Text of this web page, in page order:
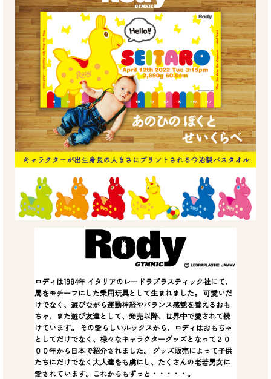
ロディは1984年 イタリアのレードラプラスティック社にて、
馬をモチーフにした乗用玩具として生まれました。 可愛いだ
けでなく、遊びながら運動神経やバランス感覚を養えるおも
ちゃ、また遊び友達として、発売以降、世界中で愛されて続
けています。 その愛らしいルックスから、ロディはおもちゃ
としてだけでなく、様々なキャラクターグッズとなって２０
００年から日本で紹介されました。 グッズ販売によって子供
たちにだけでなく大人達をも虜にし、たくさんの老若男女に
愛されています。これからもずっと・・・・・。